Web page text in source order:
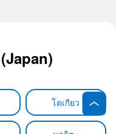
โตเกียว